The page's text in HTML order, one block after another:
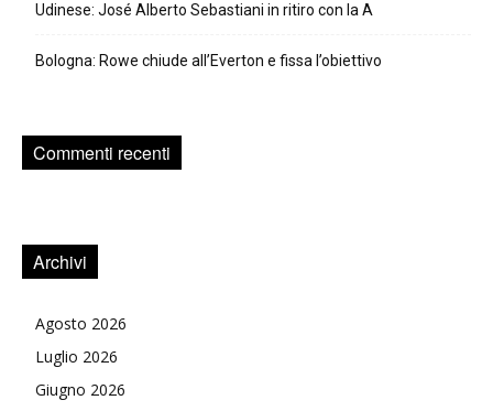
Udinese: José Alberto Sebastiani in ritiro con la A
Bologna: Rowe chiude all’Everton e fissa l’obiettivo
Commenti recenti
Archivi
Agosto 2026
Luglio 2026
Giugno 2026